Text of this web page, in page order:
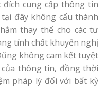
đích cung cấp thông tin
đây không cấu thành
thay thế cho các tư
tính chất khuyến nghị
không cam kết tuyệt
thông tin, đồng thời
pháp lý đối với bất kỳ